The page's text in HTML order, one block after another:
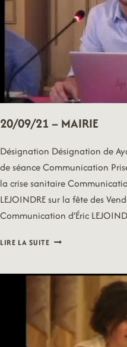
20/09/21 – MAIRIE
Désignation Désignation de
de séance Communication
la crise sanitaire
LEJOINDRE sur la fête des
Communication d’Éric
LIRE LA SUITE20/09/21